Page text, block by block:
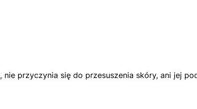
przyczynia się do przesuszenia skóry, ani jej